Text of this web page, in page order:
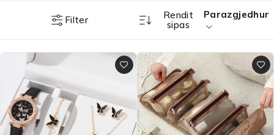
Filter
Rendit
sipas
Parazgjedhur